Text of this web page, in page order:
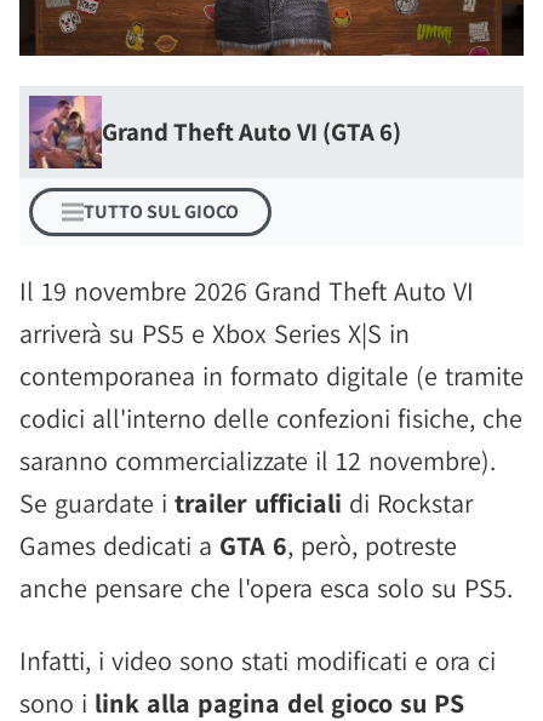
Grand Theft Auto VI (GTA 6)
TUTTO SUL GIOCO
Il 19 novembre 2026 Grand Theft Auto VI
arriverà su PS5 e Xbox Series X|S in
contemporanea in formato digitale (e tramite
codici all'interno delle confezioni fisiche, che
saranno commercializzate il 12 novembre).
Se guardate i trailer ufficiali di Rockstar
Games dedicati a GTA 6, però, potreste
anche pensare che l'opera esca solo su PS5.
Infatti, i video sono stati modificati e ora ci
sono i link alla pagina del gioco su PS